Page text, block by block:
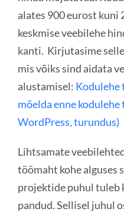
alates 900 eurost kuni
keskmise veebilehe
kanti. Kirjutasime
mis võiks sind aidata
alustamisel: Kodulehe
mõelda enne kodulehe
WordPress, turundus)
Lihtsamate
töömaht kohe alguses
projektide puhul tuleb
pandud. Sellisel juhul